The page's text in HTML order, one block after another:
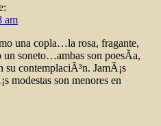
am
una copla…la rosa, fragante,
un soneto…ambas son poesÃ­a,
su contemplaciÃ³n. JamÃ¡s
modestas son menores en